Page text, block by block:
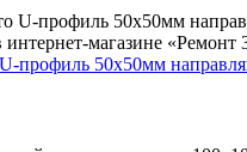
профиль 50х50мм